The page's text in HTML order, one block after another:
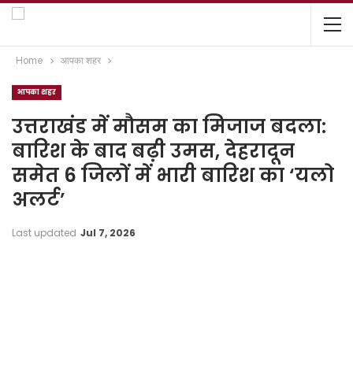
Home आपका शहर
आपका शहर
उत्तराखंड में मौसम का मिजाज बदला:
बारिश के बाद बढ़ी उमस, देहरादून
समेत 6 जिलों में भारी बारिश का ‘यलो
अलर्ट’
Last updated Jul 7, 2026